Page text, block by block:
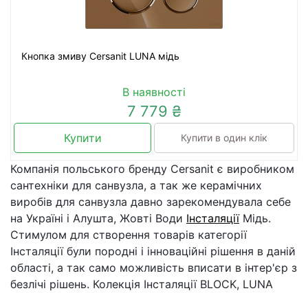
Кнопка змиву Cersanit LUNA мідь
В наявності
7 779 ₴
Купити Купити в один клік
Компанія польського бренду Cersanit є виробником
сантехніки для санвузла, а так же керамічних
виробів для санвузла давно зарекомендувала себе
на Україні і Алушта, Жовті Води ІнсталяціїМідь.
Стимулом для створення товарів категорії
Інсталяції були породні і інноваційні рішення в даній
області, а так само можливість вписати в інтер'єр з
безлічі рішень. Колекція Інсталяції BLOCK, LUNA